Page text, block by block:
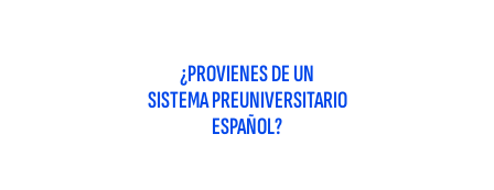
¿PROVIENES DE UN
SISTEMA PREUNIVERSITARIO
ESPAÑOL?